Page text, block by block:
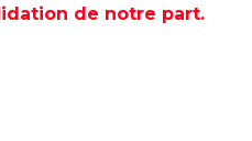
de notre part.